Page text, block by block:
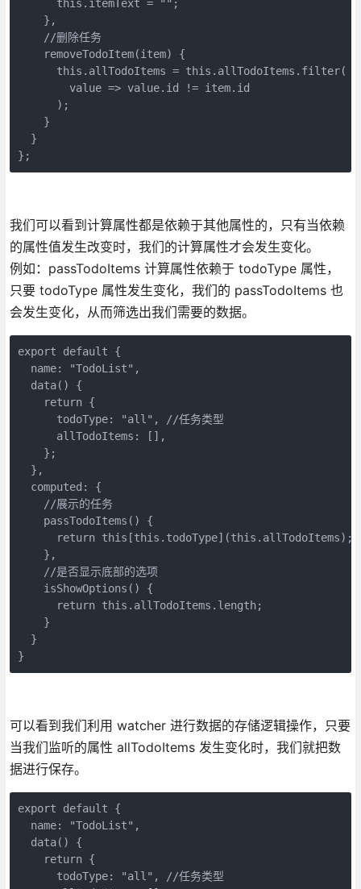
      this.itemText = "";
    },
    //删除任务
    removeTodoItem(item) {
      this.allTodoItems = this.allTodoItems.filter(
        value => value.id != item.id
      );
    }
  }
};
我们可以看到计算属性都是依赖于其他属性的，只有当依赖
的属性值发生改变时，我们的计算属性才会发生变化。
例如：passTodoItems 计算属性依赖于 todoType 属性，
只要 todoType 属性发生变化，我们的 passTodoItems 也
会发生变化，从而筛选出我们需要的数据。
export default {
  name: "TodoList",
  data() {
    return {
      todoType: "all", //任务类型
      allTodoItems: [],
    };
  },
  computed: {
    //展示的任务
    passTodoItems() {
      return this[this.todoType](this.allTodoItems);
    },
    //是否显示底部的选项
    isShowOptions() {
      return this.allTodoItems.length;
    }
  }
}
可以看到我们利用 watcher 进行数据的存储逻辑操作，只要
当我们监听的属性 allTodoItems 发生变化时，我们就把数
据进行保存。
export default {
  name: "TodoList",
  data() {
    return {
      todoType: "all", //任务类型